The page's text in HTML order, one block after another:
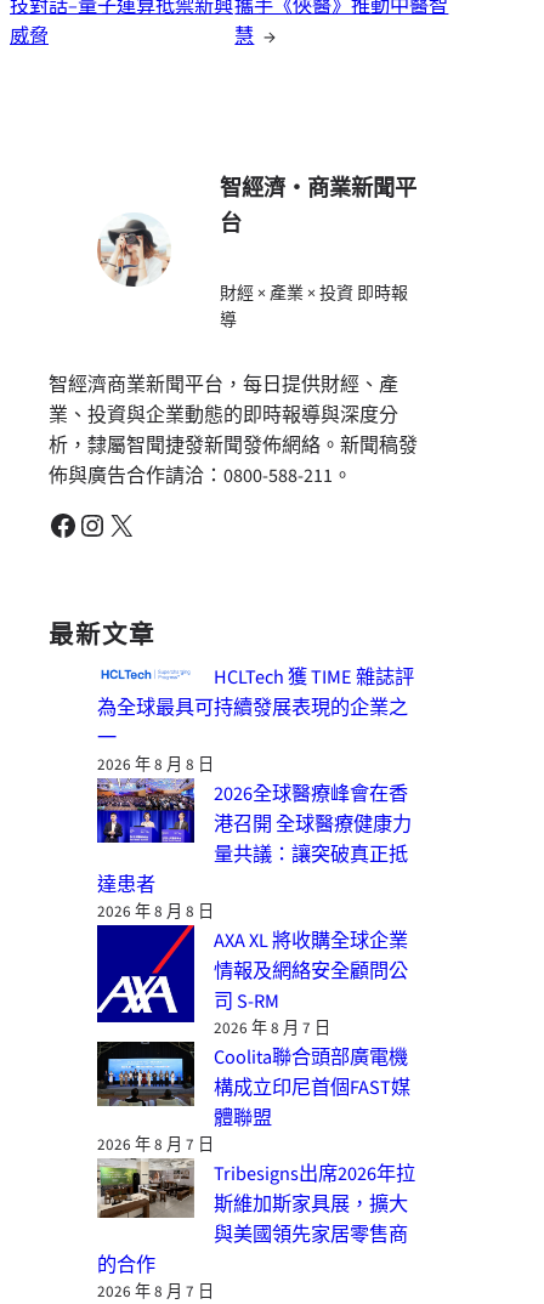
技對話–量子運算抵禦新興
威脅
攜手《俠醫》推動中醫智
慧 →
智經濟・商業新聞平
台
財經 × 產業 × 投資 即時報
導
智經濟商業新聞平台，每日提供財經、產
業、投資與企業動態的即時報導與深度分
析，隸屬智聞捷發新聞發佈網絡。新聞稿發
佈與廣告合作請洽：0800-588-211。
Facebook Instagram X
最新文章
HCLTech 獲 TIME 雜誌評
為全球最具可持續發展表現的企業之
一
2026 年 8 月 8 日
2026全球醫療峰會在香
港召開 全球醫療健康力
量共議：讓突破真正抵
達患者
2026 年 8 月 8 日
AXA XL 將收購全球企業
情報及網絡安全顧問公
司 S-RM
2026 年 8 月 7 日
Coolita聯合頭部廣電機
構成立印尼首個FAST媒
體聯盟
2026 年 8 月 7 日
Tribesigns出席2026年拉
斯維加斯家具展，擴大
與美國領先家居零售商
的合作
2026 年 8 月 7 日